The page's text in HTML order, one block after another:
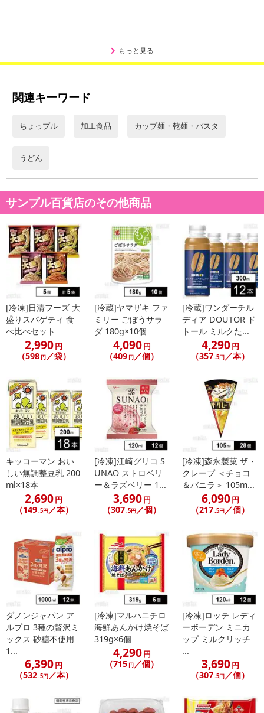
さい）
こちらの情報は2026年07月09日
もっと見る
関連キーワード
ちょっプル 加工食品 カップ麺・乾麺・パスタ
うどん
サンプル百貨店のその他商品
[冷凍]日清フーズ 大
盛りスパゲティ 食
べ比べセット
2,990円
（598 円／袋）
[冷蔵]ヤマザキ ファ
ミリー ごぼうサラ
ダ 180g×10個
4,090円
（409 円 ／個）
[冷蔵]ワンダーチル
ディア DOUTOR ド
トール ミルクた...
4,290円
（357.5円 ／本）
キッコーマン おい
しい無調整豆乳 200
ml×18本
2,690円
（149.5円／本）
[冷凍]江崎グリコ S
UNAO ストロベリ
ー＆ラズベリー 1...
3,690円
（307.5円／個）
[冷凍]森永製菓 ザ・
クレープ ＜チョコ
＆バニラ＞ 105m...
6,090円
（217.5円／個）
ダノンジャパン ア
ルプロ 3種の贅沢ミ
ックス 砂糖不使用
1...
6,390円
（532.5円／本）
[冷凍]マルハニチロ
海鮮あんかけ焼そば
319g×6個
4,290円
（715 円／個）
[冷凍]ロッテ レディ
ーボーデン ミニカ
ップ ミルクリッチ
...
3,690円
（307.5円／個）